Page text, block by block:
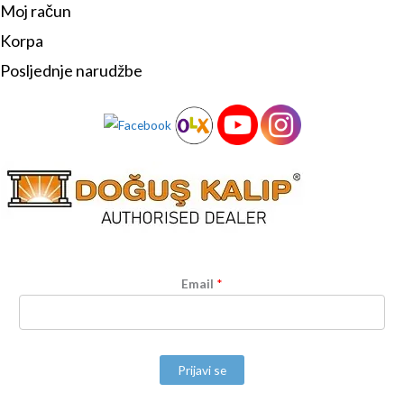
Moj račun
Korpa
Posljednje narudžbe
Email *
Prijavi se